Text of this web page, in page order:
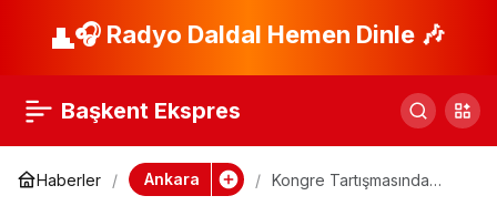
🎧 Radyo Daldal Hemen Dinle 🎶
Başkent Ekspres
Haberler Ankara
Kongre Tartışmasında
Pitbull Saldırısı: Sanık Paylaş